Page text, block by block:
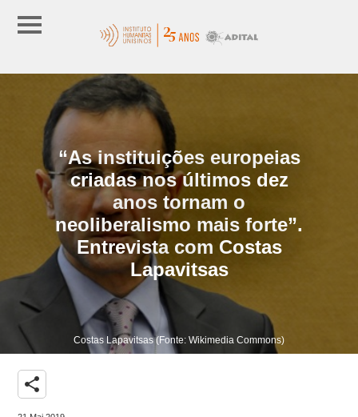
“As instituições europeias
criadas nos últimos dez
anos tornam o
neoliberalismo mais forte”.
Entrevista com Costas
Lapavitsas
Costas Lapavitsas (Fonte: Wikimedia Commons)
share